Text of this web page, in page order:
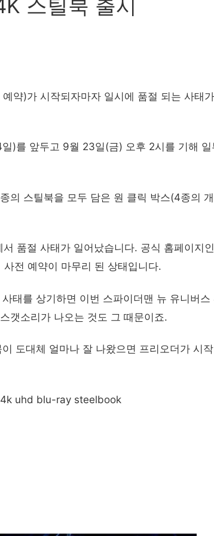
스틸북 출시
약)가 시작되자마자 일시에 품절 되는 사태
)를 앞두고 9월 23일(금) 오후 2시를 기해 일
스틸북을 모두 담은 원 클릭 박스(4종의
품절 사태가 일어났습니다. 공식 홈페이지
전 예약이 마무리 된 상태입니다.
태를 상기하면 이번 스파이더맨 뉴 유니버스
갯소리가 나오는 것도 그 때문이죠.
도대체 얼마나 잘 나왔으면 프리오더가 시
uhd blu-ray steelbook